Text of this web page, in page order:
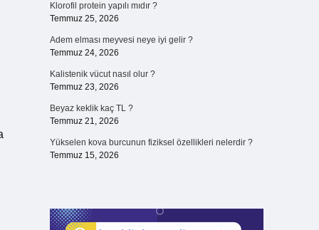
Klorofil protein yapılı mıdır ?
Temmuz 25, 2026
Adem elması meyvesi neye iyi gelir ?
Temmuz 24, 2026
Kalistenik vücut nasıl olur ?
Temmuz 23, 2026
Beyaz keklik kaç TL ?
Temmuz 21, 2026
Yükselen kova burcunun fiziksel özellikleri nelerdir ?
Temmuz 15, 2026